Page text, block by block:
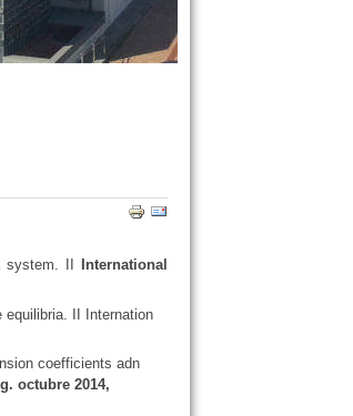
system. II
International
equilibria. II Internation
coefficients adn
octubre 2014,